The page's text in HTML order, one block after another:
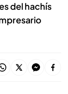
del hachís